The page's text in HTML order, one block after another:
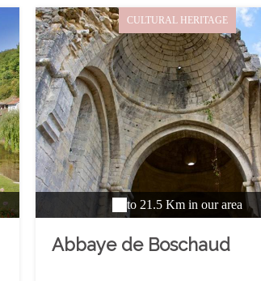
CULTURAL HERITAGE
to 21.5 Km in our area
Abbaye de Boschaud